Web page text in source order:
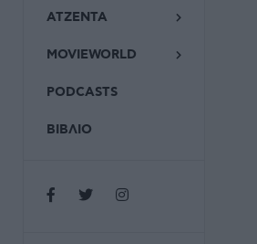
ΑΤΖΕΝΤΑ
MOVIEWORLD
PODCASTS
ΒΙΒΛΙΟ